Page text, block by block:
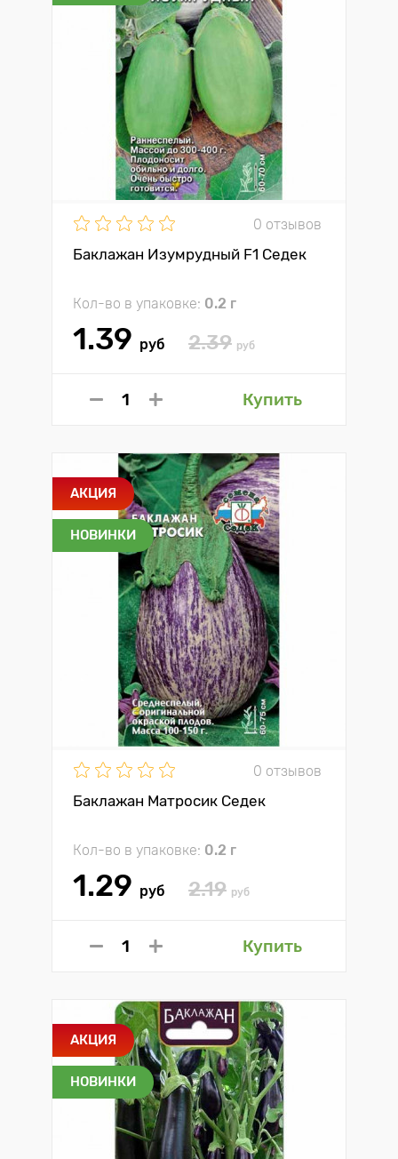
0 отзывов
Баклажан Изумрудный F1 Седек
Кол-во в упаковке: 0.2 г
1.39 руб 2.39 руб
Купить
АКЦИЯ
НОВИНКИ
0 отзывов
Баклажан Матросик Седек
Кол-во в упаковке: 0.2 г
1.29 руб 2.19 руб
Купить
АКЦИЯ
НОВИНКИ